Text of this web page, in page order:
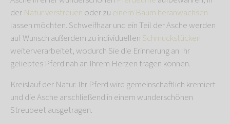
der Natur verstreuen oder zu einem Baum heranwachsen
lassen möchten. Schweifhaar und ein Teil der Asche werden
auf Wunsch außerdem zu individuellen Schmuckstücken
weiterverarbeitet, wodurch Sie die Erinnerung an Ihr
geliebtes Pferd nah an Ihrem Herzen tragen können.
Kreislauf der Natur. Ihr Pferd wird gemeinschaftlich kremiert
und die Asche anschließend in einem wunderschönen
Streubeet ausgetragen.